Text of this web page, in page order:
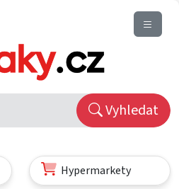
Vyhledat
Hypermarkety